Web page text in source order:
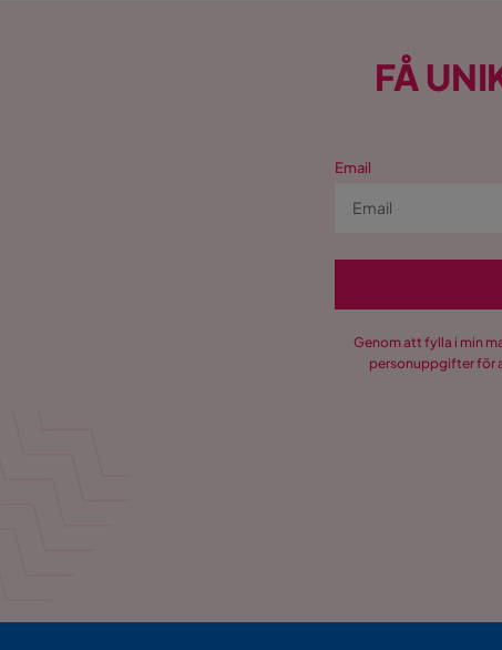
FÅ
Email
Genom att fylla i min
personuppgifter för